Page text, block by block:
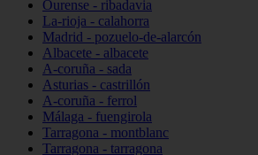
Ourense - ribadavia
La-rioja - calahorra
Madrid - pozuelo-de-alarcón
Albacete - albacete
A-coruña - sada
Asturias - castrillón
A-coruña - ferrol
Málaga - fuengirola
Tarragona - montblanc
Tarragona - tarragona